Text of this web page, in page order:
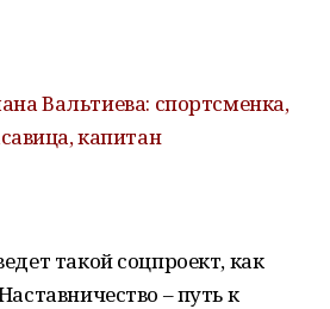
Вальтиева: спортсменка,
капитан
такой соцпроект, как
– путь к